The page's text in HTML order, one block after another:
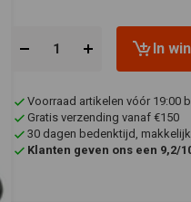
In
Voorraad artikelen vóór 19:00
Gratis verzending vanaf €150
30 dagen bedenktijd,
Klanten geven ons een 9,2/